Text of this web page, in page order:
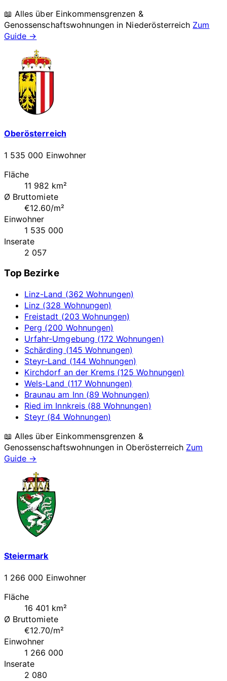
📖 Alles über Einkommensgrenzen &
Genossenschaftswohnungen in Niederösterreich Zum
Guide →
Oberösterreich
1 535 000 Einwohner
Fläche
11 982 km²
Ø Bruttomiete
€12.60/m²
Einwohner
1 535 000
Inserate
2 057
Top Bezirke
Linz-Land (362 Wohnungen)
Linz (328 Wohnungen)
Freistadt (203 Wohnungen)
Perg (200 Wohnungen)
Urfahr-Umgebung (172 Wohnungen)
Schärding (145 Wohnungen)
Steyr-Land (144 Wohnungen)
Kirchdorf an der Krems (125 Wohnungen)
Wels-Land (117 Wohnungen)
Braunau am Inn (89 Wohnungen)
Ried im Innkreis (88 Wohnungen)
Steyr (84 Wohnungen)
📖 Alles über Einkommensgrenzen &
Genossenschaftswohnungen in Oberösterreich Zum
Guide →
Steiermark
1 266 000 Einwohner
Fläche
16 401 km²
Ø Bruttomiete
€12.70/m²
Einwohner
1 266 000
Inserate
2 080